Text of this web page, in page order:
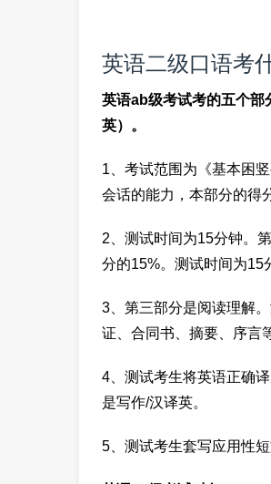
英语二级口语考
英语ab级考试考的五个部
英）。
1、考试范围为《基本困
会话的能力，本部分的得
2、测试时间为15分钟。
分的15%。测试时间为15
3、第三部分是阅读理解
证、合同书、摘要、序言
4、测试考生将英语正确
是写作/汉译英。
5、测试考生套写应用性